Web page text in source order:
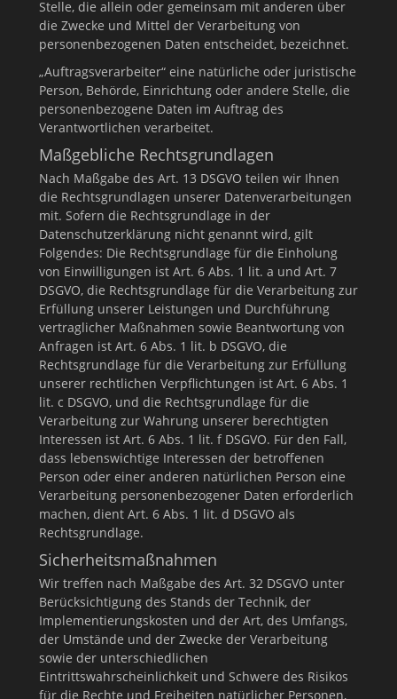
Stelle, die allein oder gemeinsam mit anderen über
die Zwecke und Mittel der Verarbeitung von
personenbezogenen Daten entscheidet, bezeichnet.
„Auftragsverarbeiter“ eine natürliche oder juristische
Person, Behörde, Einrichtung oder andere Stelle, die
personenbezogene Daten im Auftrag des
Verantwortlichen verarbeitet.
Maßgebliche Rechtsgrundlagen
Nach Maßgabe des Art. 13 DSGVO teilen wir Ihnen
die Rechtsgrundlagen unserer Datenverarbeitungen
mit. Sofern die Rechtsgrundlage in der
Datenschutzerklärung nicht genannt wird, gilt
Folgendes: Die Rechtsgrundlage für die Einholung
von Einwilligungen ist Art. 6 Abs. 1 lit. a und Art. 7
DSGVO, die Rechtsgrundlage für die Verarbeitung zur
Erfüllung unserer Leistungen und Durchführung
vertraglicher Maßnahmen sowie Beantwortung von
Anfragen ist Art. 6 Abs. 1 lit. b DSGVO, die
Rechtsgrundlage für die Verarbeitung zur Erfüllung
unserer rechtlichen Verpflichtungen ist Art. 6 Abs. 1
lit. c DSGVO, und die Rechtsgrundlage für die
Verarbeitung zur Wahrung unserer berechtigten
Interessen ist Art. 6 Abs. 1 lit. f DSGVO. Für den Fall,
dass lebenswichtige Interessen der betroffenen
Person oder einer anderen natürlichen Person eine
Verarbeitung personenbezogener Daten erforderlich
machen, dient Art. 6 Abs. 1 lit. d DSGVO als
Rechtsgrundlage.
Sicherheitsmaßnahmen
Wir treffen nach Maßgabe des Art. 32 DSGVO unter
Berücksichtigung des Stands der Technik, der
Implementierungskosten und der Art, des Umfangs,
der Umstände und der Zwecke der Verarbeitung
sowie der unterschiedlichen
Eintrittswahrscheinlichkeit und Schwere des Risikos
für die Rechte und Freiheiten natürlicher Personen,